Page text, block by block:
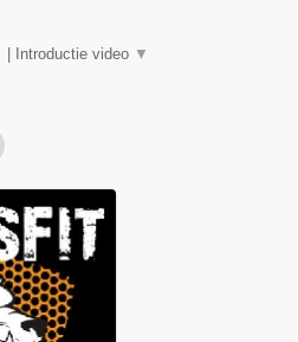
Introductie video ▼